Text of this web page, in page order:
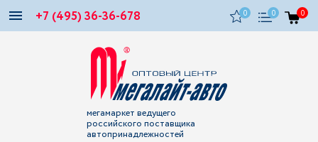
+7 (495) 36-36-678 0 0 0
мегамаркет ведущего
российского поставщика
автопринадлежностей